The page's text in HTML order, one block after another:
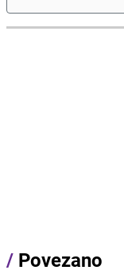
/ Povezano